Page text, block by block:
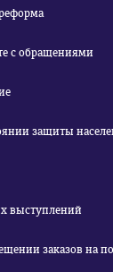
с обращениями
защиты
выступлений
заказов на